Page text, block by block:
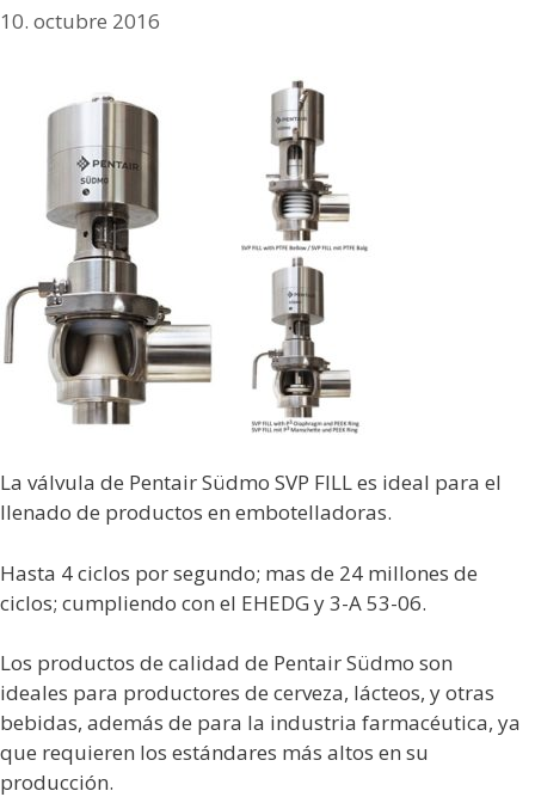
10. octubre 2016
La válvula de Pentair Südmo SVP FILL es ideal para el
llenado de productos en embotelladoras.
Hasta 4 ciclos por segundo; mas de 24 millones de
ciclos; cumpliendo con el EHEDG y 3-A 53-06.
Los productos de calidad de Pentair Südmo son
ideales para productores de cerveza, lácteos, y otras
bebidas, además de para la industria farmacéutica, ya
que requieren los estándares más altos en su
producción.